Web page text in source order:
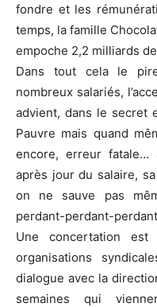
fondre et les
temps, la famille
empoche 2,2 milliards
Dans tout cela le
nombreux salariés,
advient, dans le secret
Pauvre mais quand
encore, erreur
après jour du salaire,
on ne sauve pas
perdant-perdant-
Une concertation
organisations
dialogue avec la
semaines qui